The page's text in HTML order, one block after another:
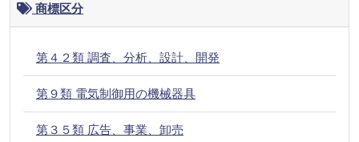
商標区分
第４２類 調査、分析、設計、開発
第９類 電気制御用の機械器具
第３５類 広告、事業、卸売